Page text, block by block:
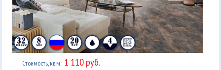
Стоимость, кв.м.: 1 110 руб.